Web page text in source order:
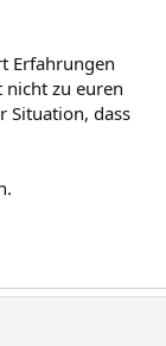
Erfahrungen
zu euren
Situation, dass